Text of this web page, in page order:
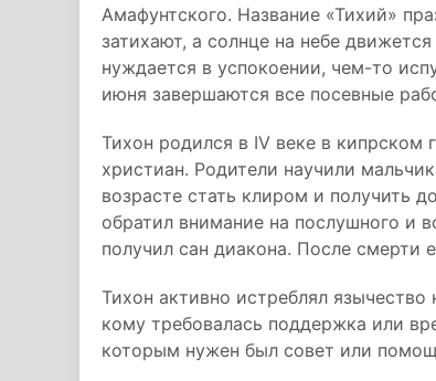
Амафунтского. Название «Тихий»
затихают, а солнце на небе
нуждается в успокоении, чем-то
июня завершаются все посевные
Тихон родился в IV веке в кипрском
христиан. Родители научили
возрасте стать клиром и получить
обратил внимание на послушного и
получил сан диакона. После смерти
Тихон активно истреблял
кому требовалась поддержка или
которым нужен был совет или